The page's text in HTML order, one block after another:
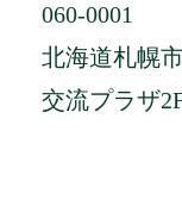
060-0001
北海道札幌
交流プラザ